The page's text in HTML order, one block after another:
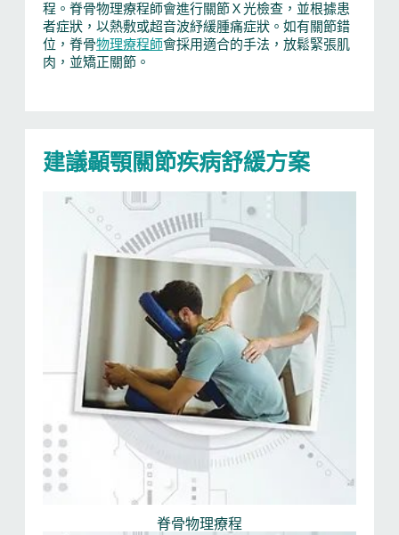
程。脊骨物理療程師會進行關節Ｘ光檢查，並根據患
者症狀，以熱敷或超音波紓緩腫痛症狀。如有關節錯
位，脊骨物理療程師會採用適合的手法，放鬆緊張肌
肉，並矯正關節。
建議顳顎關節疾病舒緩方案
脊骨物理療程